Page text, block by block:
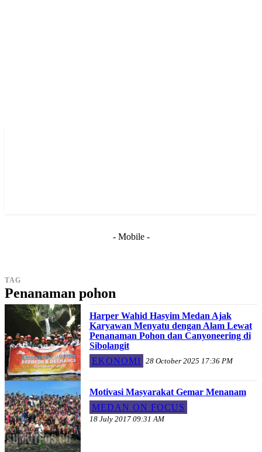
- Mobile -
TAG
Penanaman pohon
Harper Wahid Hasyim Medan Ajak
Karyawan Menyatu dengan Alam Lewat
Penanaman Pohon dan Canyoneering di
Sibolangit
EKONOMI 28 October 2025 17:36 PM
Motivasi Masyarakat Gemar Menanam
MEDAN ON FOCUS
18 July 2017 09:31 AM